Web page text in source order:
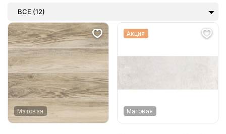
ВСЕ (12)
Матовая
Акция
Матовая